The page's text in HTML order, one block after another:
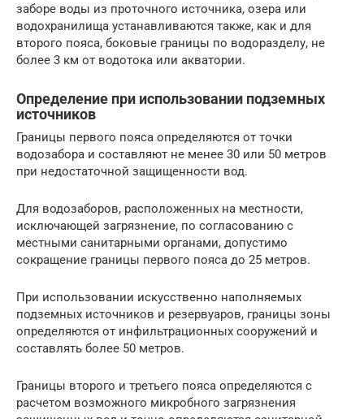
заборе воды из проточного источника, озера или
водохранилища устанавливаются также, как и для
второго пояса, боковые границы по водоразделу, не
более 3 км от водотока или акватории.
Определение при использовании подземных
источников
Границы первого пояса определяются от точки
водозабора и составляют не менее 30 или 50 метров
при недостаточной защищенности вод.
Для водозаборов, расположенных на местности,
исключающей загрязнение, по согласованию с
местными санитарными органами, допустимо
сокращение границы первого пояса до 25 метров.
При использовании искусственно наполняемых
подземных источников и резервуаров, границы зоны
определяются от инфильтрационных сооружений и
составлять более 50 метров.
Границы второго и третьего пояса определяются с
расчетом возможного микробного загрязнения